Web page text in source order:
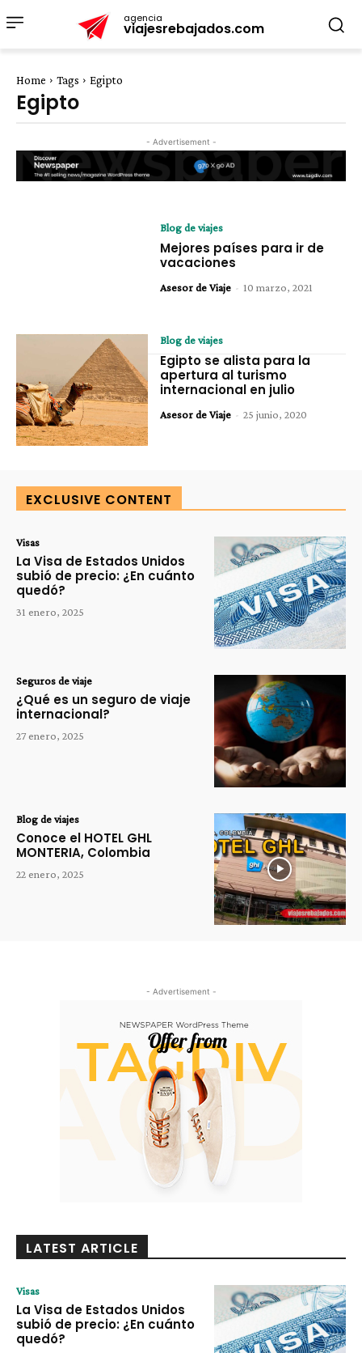
agencia
viajesrebajados.com
Home Tags Egipto
Egipto
- Advertisement -
Blog de viajes
Mejores países para ir de
vacaciones
Asesor de Viaje - 10 marzo, 2021
Blog de viajes
Egipto se alista para la
apertura al turismo
internacional en julio
Asesor de Viaje - 25 junio, 2020
EXCLUSIVE CONTENT
Visas
La Visa de Estados Unidos
subió de precio: ¿En cuánto
quedó?
31 enero, 2025
Seguros de viaje
¿Qué es un seguro de viaje
internacional?
27 enero, 2025
Blog de viajes
Conoce el HOTEL GHL
MONTERIA, Colombia
22 enero, 2025
- Advertisement -
LATEST ARTICLE
Visas
La Visa de Estados Unidos
subió de precio: ¿En cuánto
quedó?